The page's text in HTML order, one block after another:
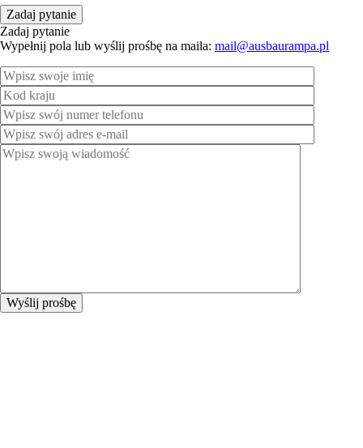
Zadaj pytanie
Zadaj pytanie
Wypełnij pola lub wyślij prośbę na maila: mail@ausbaurampa.pl